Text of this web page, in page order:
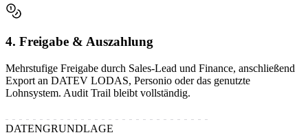
4. Freigabe & Auszahlung
Mehrstufige Freigabe durch Sales-Lead und Finance, anschließend
Export an DATEV LODAS, Personio oder das genutzte
Lohnsystem. Audit Trail bleibt vollständig.
DATENGRUNDLAGE